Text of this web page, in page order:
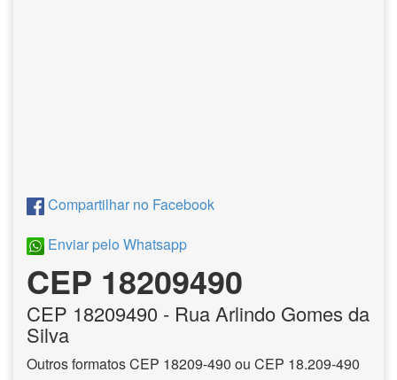
Compartilhar no Facebook
Enviar pelo Whatsapp
CEP 18209490
CEP 18209490 - Rua Arlindo Gomes da
Silva
Outros formatos CEP 18209-490 ou CEP 18.209-490